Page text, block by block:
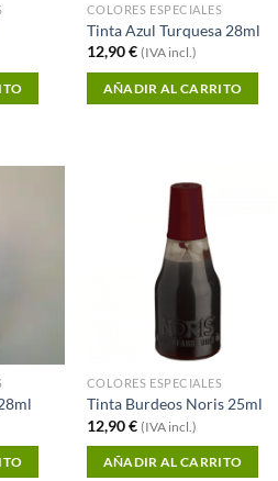
COLORES ESPECIALES
Tinta Azul Turquesa 28ml
12,90€ (IVA incl.)
AÑADIR AL CARRITO
COLORES ESPECIALES
Tinta Burdeos Noris 25ml
12,90€ (IVA incl.)
AÑADIR AL CARRITO